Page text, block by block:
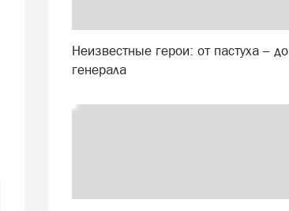
Неизвестные герои: от пастуха – до
генерала